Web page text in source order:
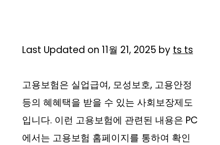
Last Updated on 11월 21, 2025 by ts ts
고용보험은 실업급여, 모성보호, 고용안정
등의 혜혜택을 받을 수 있는 사회보장제도
입니다. 이런 고용보험에 관련된 내용은 PC
에서는 고용보험 홈페이지를 통하여 확인